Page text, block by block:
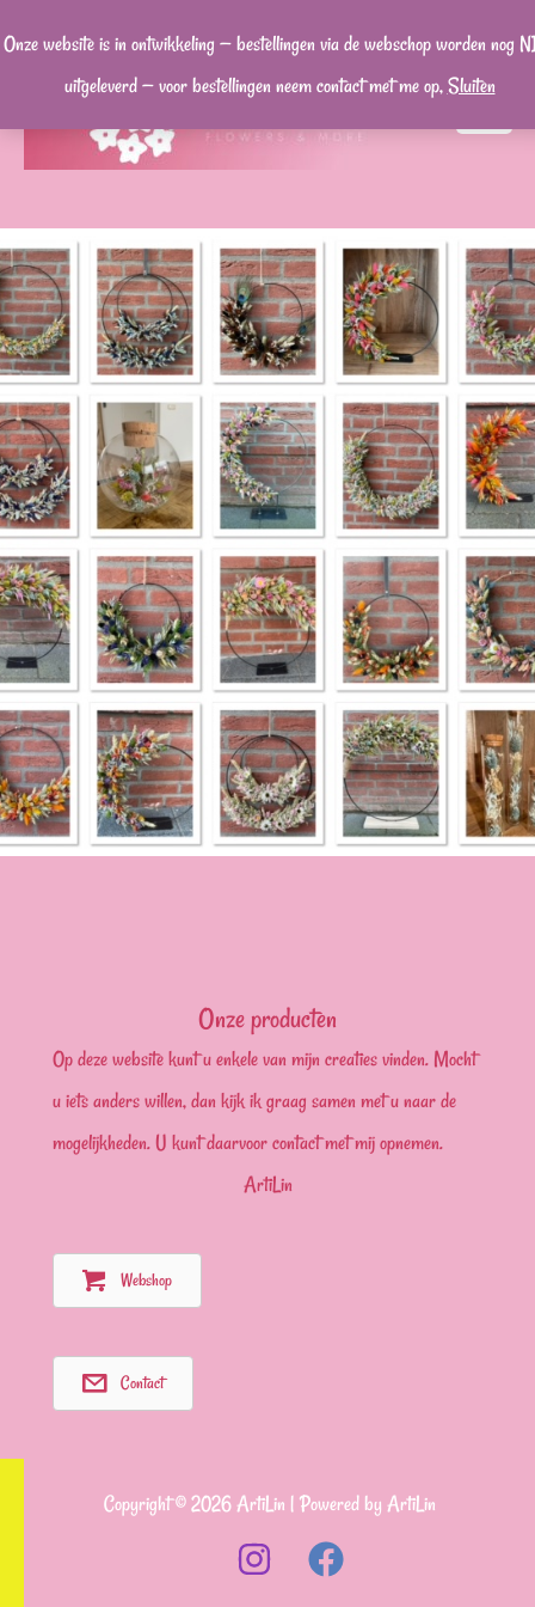
naar
Onze producten
Op deze website kunt u enkele van mijn creaties vinden. Mocht
u iets anders willen, dan kijk ik graag samen met u naar de
mogelijkheden. U kunt daarvoor contact met mij opnemen.
ArtiLin
Webshop
Contact
Copyright © 2026 ArtiLin | Powered by ArtiLin
Onze website is in ontwikkeling — bestellingen via de webschop worden nog
uitgeleverd — voor bestellingen neem contact met me op,Sluiten